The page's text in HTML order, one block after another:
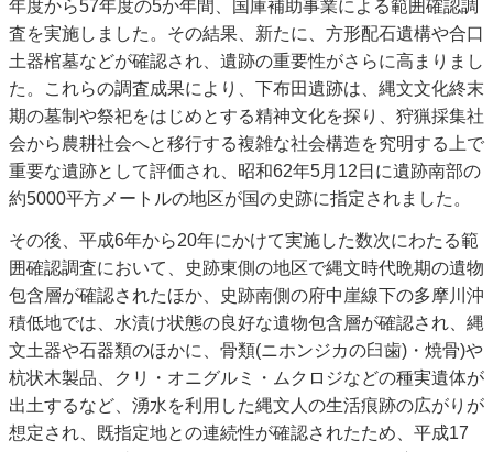
年度から57年度の5か年間、国庫補助事業による範囲確認調
査を実施しました。その結果、新たに、方形配石遺構や合口
土器棺墓などが確認され、遺跡の重要性がさらに高まりまし
た。これらの調査成果により、下布田遺跡は、縄文文化終末
期の墓制や祭祀をはじめとする精神文化を探り、狩猟採集社
会から農耕社会へと移行する複雑な社会構造を究明する上で
重要な遺跡として評価され、昭和62年5月12日に遺跡南部の
約5000平方メートルの地区が国の史跡に指定されました。
その後、平成6年から20年にかけて実施した数次にわたる範
囲確認調査において、史跡東側の地区で縄文時代晩期の遺物
包含層が確認されたほか、史跡南側の府中崖線下の多摩川沖
積低地では、水漬け状態の良好な遺物包含層が確認され、縄
文土器や石器類のほかに、骨類(ニホンジカの臼歯)・焼骨)や
杭状木製品、クリ・オニグルミ・ムクロジなどの種実遺体が
出土するなど、湧水を利用した縄文人の生活痕跡の広がりが
想定され、既指定地との連続性が確認されたため、平成17